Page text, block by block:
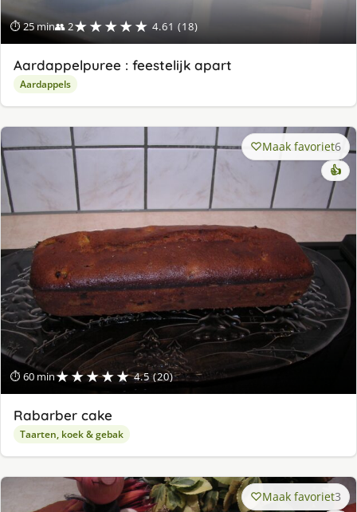
⏱ 25 min👥 2★★★★★ 4.61 (18)
Aardappelpuree : feestelijk apart
Aardappels
⏱ 60 min★★★★★ 4.5 (20)
Maak favoriet6
👍
Rabarber cake
Taarten, koek & gebak
Maak favoriet3